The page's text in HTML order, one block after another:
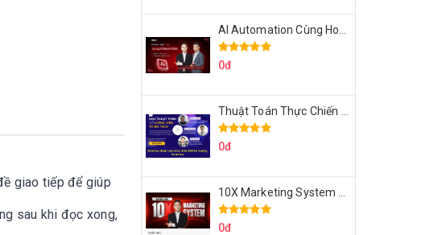
giao tiếp để giúp
sau khi đọc xong,
0đ
0đ
0đ